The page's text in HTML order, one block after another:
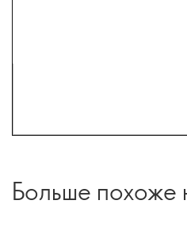
Больше похоже